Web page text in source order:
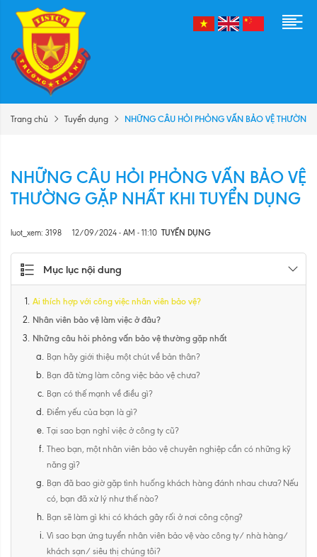
Trang chủ Tuyển dụng NHỮNG CÂU HỎI PHỎNG VẤN BẢO VỆ THƯỜNG
NHỮNG CÂU HỎI PHỎNG VẤN BẢO VỆ
THƯỜNG GẶP NHẤT KHI TUYỂN DỤNG
luot_xem: 3198 12/09/2024 - AM - 11:10 TUYỂN DỤNG
Mục lục nội dung
Ai thích hợp với công việc nhân viên bảo vệ?
Nhân viên bảo vệ làm việc ở đâu?
Những câu hỏi phỏng vấn bảo vệ thường gặp nhất
Bạn hãy giới thiệu một chút về bản thân?
Bạn đã từng làm công việc bảo vệ chưa?
Bạn có thế mạnh về điều gì?
Điểm yếu của bạn là gì?
Tại sao bạn nghỉ việc ở công ty cũ?
Theo bạn, một nhân viên bảo vệ chuyên nghiệp cần có những kỹ
năng gì?
Bạn đã bao giờ gặp tình huống khách hàng đánh nhau chưa? Nếu
có, bạn đã xử lý như thế nào?
Bạn sẽ làm gì khi có khách gây rối ở nơi công cộng?
Vì sao bạn ứng tuyển nhân viên bảo vệ vào công ty/ nhà hàng/
khách sạn/ siêu thị chúng tôi?